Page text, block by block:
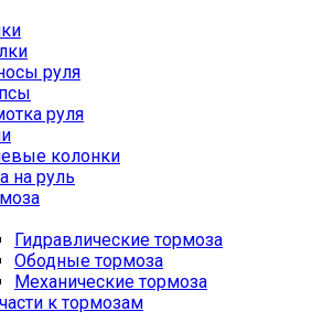
руля
руля
колонки
на руль
Гидравлические тормоза
Ободные тормоза
Механические тормоза
к тормозам